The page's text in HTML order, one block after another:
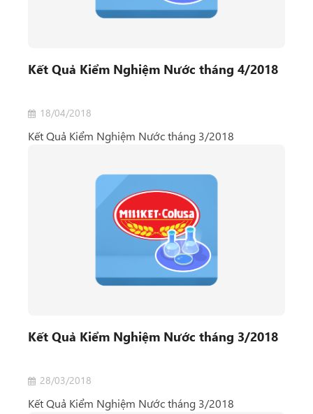
Kết Quả Kiểm Nghiệm Nước tháng 4/2018
18/04/2018
Kết Quả Kiểm Nghiệm Nước tháng 3/2018
Kết Quả Kiểm Nghiệm Nước tháng 3/2018
28/03/2018
Kết Quả Kiểm Nghiệm Nước tháng 3/2018